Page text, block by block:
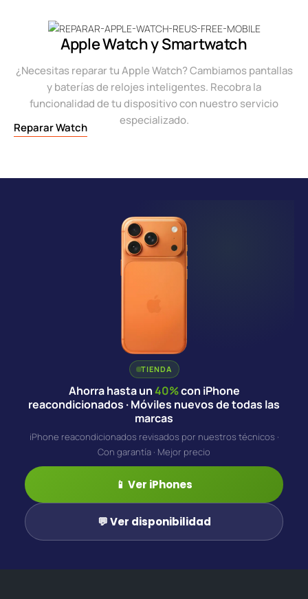
Apple Watch y Smartwatch
¿Necesitas reparar tu Apple Watch? Cambiamos pantallas
y baterías de relojes inteligentes. Recobra la
funcionalidad de tu dispositivo con nuestro servicio
especializado.
Reparar Watch
TIENDA
Ahorra hasta un40%con iPhone
reacondicionados · Móviles nuevos de todas las
marcas
iPhone reacondicionados revisados por nuestros técnicos ·
Con garantía · Mejor precio
📱 Ver iPhones
💬 Ver disponibilidad